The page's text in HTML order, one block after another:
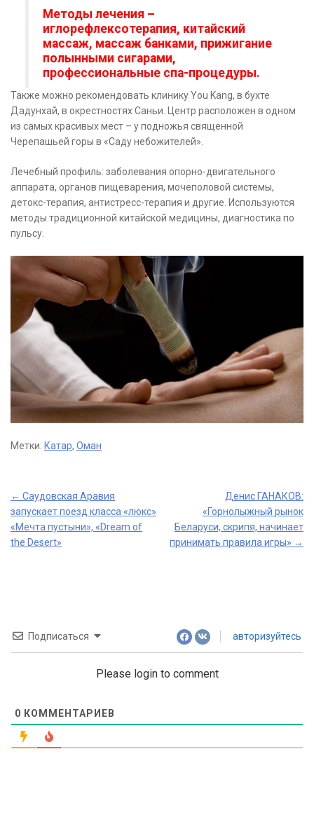
Методы лечения –
иглорефлексотерапия, китайский
массаж, массаж банками, прижигание
полынными сигарами,
профессиональные спа-процедуры.
Также можно рекомендовать клинику You Kang, в бухте
Дадунхай, в окрестностях Саньи. Центр расположен в одном
из самых красивых мест – у подножья священной
Черепашьей горы в «Саду небожителей».
Лечебный профиль: заболевания опорно-двигательного
аппарата, органов пищеварения, мочеполовой системы,
детокс-терапия, антистресс-терапия и другие. Используются
методы традиционной китайской медицины, диагностика по
пульсу.
Метки: Катар, Оман
Post
navigation
← Саудовская Аравия
запускает поезд класса «люкс»
«Мечта пустыни», «Dream of
the Desert»
Денис ГАНАКОВ:
«Горнолыжный рынок
Беларуси, скрипя, начинает
принимать правила игры» →
Подписаться авторизуйтесь
Please login to comment
0 КОММЕНТАРИЕВ